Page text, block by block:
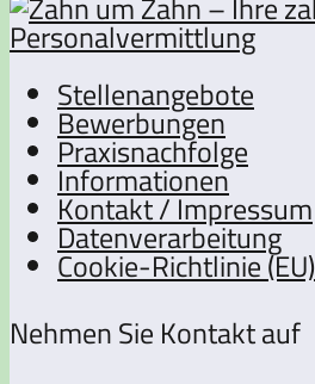
Stellenangebote
Bewerbungen
Praxisnachfolge
Informationen
Kontakt / Impressum
Datenverarbeitung
Cookie-Richtlinie (EU)
Nehmen Sie Kontakt auf